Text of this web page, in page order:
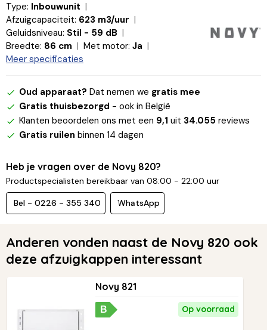
Type: Inbouwunit
Afzuigcapaciteit: 623 m3/uur
Geluidsniveau: Stil - 59 dB
Breedte: 86 cm Met motor: Ja
Meer specificaties
Oud apparaat? Dat nemen we gratis mee
Gratis thuisbezorgd - ook in België
Klanten beoordelen ons met een 9,1 uit 34.055 reviews
Gratis ruilen binnen 14 dagen
Heb je vragen over de Novy 820?
Productspecialisten bereikbaar van 08:00 - 22:00 uur
Bel - 0226 - 355 340 WhatsApp
Anderen vonden naast de Novy 820 ook
deze afzuigkappen interessant
Novy 821
B Op voorraad